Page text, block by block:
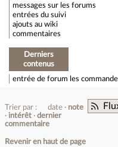
messages sur les forums
entrées du suivi
ajouts au wiki
commentaires
Derniers
contenus
entrée de forum les
Trier par : date
note
intérêt
dernier
commentaire
Revenir en haut de page